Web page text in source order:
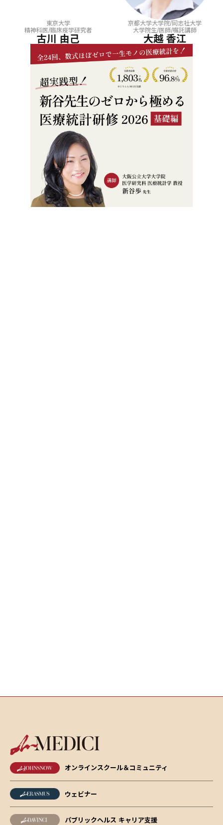
東京大学
精神科医/臨床疫学研究者
古川 由己
京都大学大学院/同志社大学
大学院生/医師/嘱託講師
大越 香江
オンラインスクール＆コミュニティ
ウェビナー
パブリックヘルス キャリア支援